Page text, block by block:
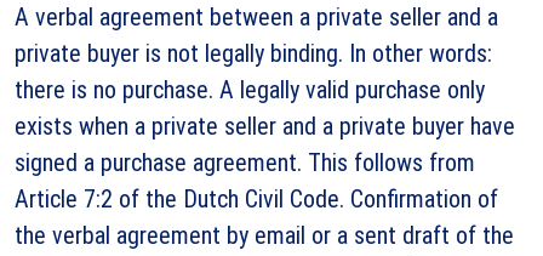
A verbal agreement between a private seller and a
private buyer is not legally binding. In other words:
there is no purchase. A legally valid purchase only
exists when a private seller and a private buyer have
signed a purchase agreement. This follows from
Article 7:2 of the Dutch Civil Code. Confirmation of
the verbal agreement by email or a sent draft of the